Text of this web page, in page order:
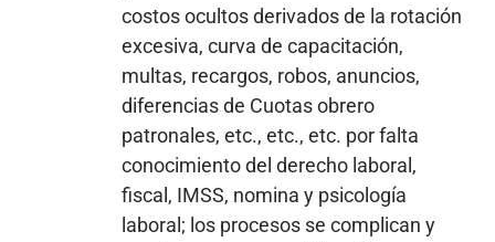
costos ocultos derivados de la rotación
excesiva, curva de capacitación,
multas, recargos, robos, anuncios,
diferencias de Cuotas obrero
patronales, etc., etc., etc. por falta
conocimiento del derecho laboral,
fiscal, IMSS, nomina y psicología
laboral; los procesos se complican y